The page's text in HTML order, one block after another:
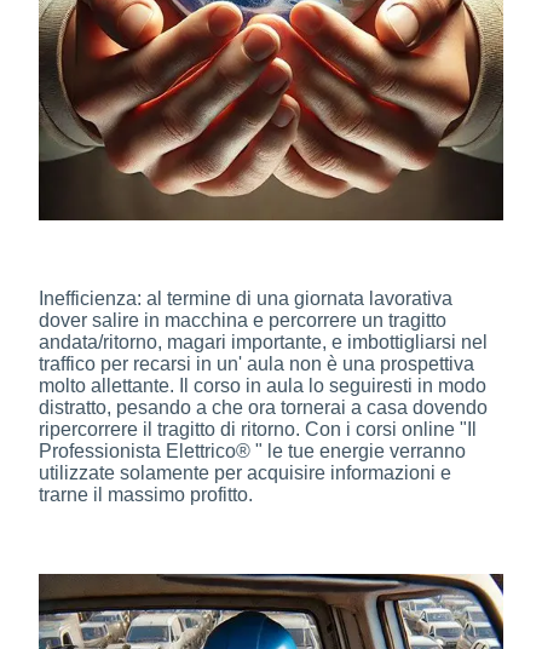
Inefficienza: al termine di una giornata lavorativa
dover salire in macchina e percorrere un tragitto
andata/ritorno, magari importante, e imbottigliarsi nel
traffico per recarsi in un' aula non è una prospettiva
molto allettante. Il corso in aula lo seguiresti in modo
distratto, pesando a che ora tornerai a casa dovendo
ripercorrere il tragitto di ritorno. Con i corsi online "Il
Professionista Elettrico® " le tue energie verranno
utilizzate solamente per acquisire informazioni e
trarne il massimo profitto.